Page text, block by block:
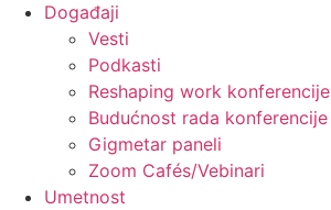
Događaji
Vesti
Podkasti
Reshaping work konferencije
Budućnost rada konferencije
Gigmetar paneli
Zoom Cafés/Vebinari
Umetnost